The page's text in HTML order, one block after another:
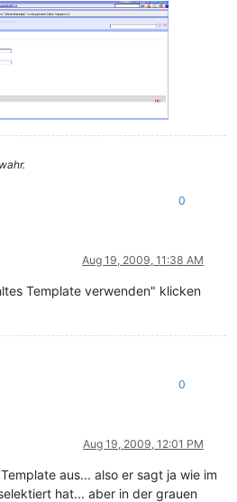
0
Aug 19, 2009, 11:38 AM
Template verwenden" klicken
0
Aug 19, 2009, 12:01 PM
aus... also er sagt ja wie im
hat... aber in der grauen